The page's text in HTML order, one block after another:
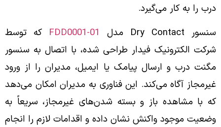
درب را به کار می‌گیرد.
سنسور Dry Contact مدل
FDD0001-01 که توسط
شرکت الکترونیک فیدار طراحی شده، با اتصال به سنسور
مگنت درب و ارسال پیامک یا ایمیل، مدیران را از ورود
غیرمجاز آگاه می‌کند. این فناوری به مدیران امکان می‌دهد
که با مشاهده باز و بسته شدن‌های غیرمجاز، سریعاً به
وضعیت موجود واکنش نشان داده و اقدامات لازم را انجام